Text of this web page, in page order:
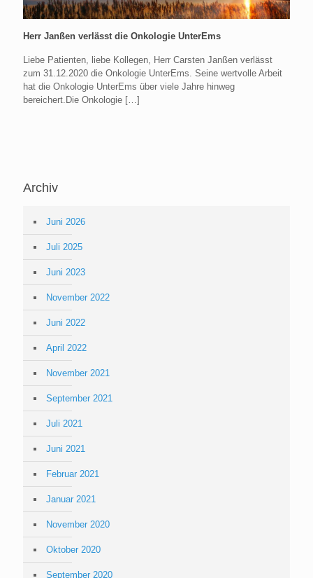
Herr Janßen verlässt die Onkologie UnterEms
Liebe Patienten, liebe Kollegen, Herr Carsten Janßen verlässt
zum 31.12.2020 die Onkologie UnterEms. Seine wertvolle Arbeit
hat die Onkologie UnterEms über viele Jahre hinweg
bereichert.Die Onkologie […]
Archiv
Juni 2026
Juli 2025
Juni 2023
November 2022
Juni 2022
April 2022
November 2021
September 2021
Juli 2021
Juni 2021
Februar 2021
Januar 2021
November 2020
Oktober 2020
September 2020